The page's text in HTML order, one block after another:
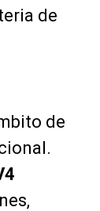
de
de